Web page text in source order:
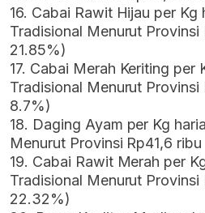
16. Cabai Rawit Hijau per Kg
Tradisional Menurut
21.85%)
17. Cabai Merah Keriting per
Tradisional Menurut
8.7%)
18. Daging Ayam per Kg
Menurut Provinsi Rp41,6
19. Cabai Rawit Merah per
Tradisional Menurut Provinsi
22.32%)